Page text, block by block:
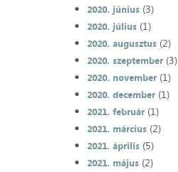
2020. június(3)
2020. július(1)
2020. augusztus(2)
2020. szeptember(3)
2020. november(1)
2020. december(1)
2021. február(1)
2021. március(2)
2021. április(5)
2021. május(2)